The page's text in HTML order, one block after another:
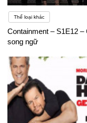
Thể loại khác
Containment – S1E12
song ngữ